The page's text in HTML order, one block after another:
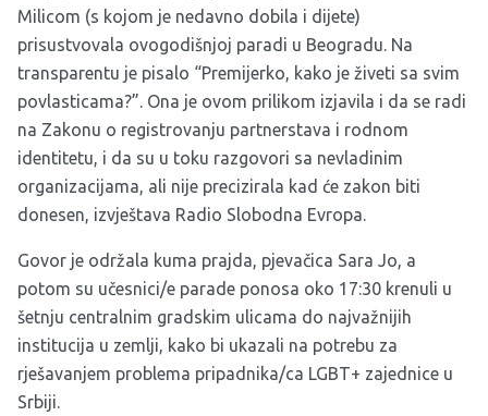
Milicom (s kojom je nedavno dobila i dijete)
prisustvovala ovogodišnjoj paradi u Beogradu. Na
transparentu je pisalo “Premijerko, kako je živeti sa svim
povlasticama?”. Ona je ovom prilikom izjavila i da se radi
na Zakonu o registrovanju partnerstava i rodnom
identitetu, i da su u toku razgovori sa nevladinim
organizacijama, ali nije precizirala kad će zakon biti
donesen, izvještava Radio Slobodna Evropa.
Govor je održala kuma prajda, pjevačica Sara Jo, a
potom su učesnici/e parade ponosa oko 17:30 krenuli u
šetnju centralnim gradskim ulicama do najvažnijih
institucija u zemlji, kako bi ukazali na potrebu za
rješavanjem problema pripadnika/ca LGBT+ zajednice u
Srbiji.